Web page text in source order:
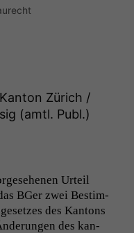
Zürich /
(amtl. Publ.)
Urteil
BGer zwei Bes­tim­
des Kan­tons
des kan­